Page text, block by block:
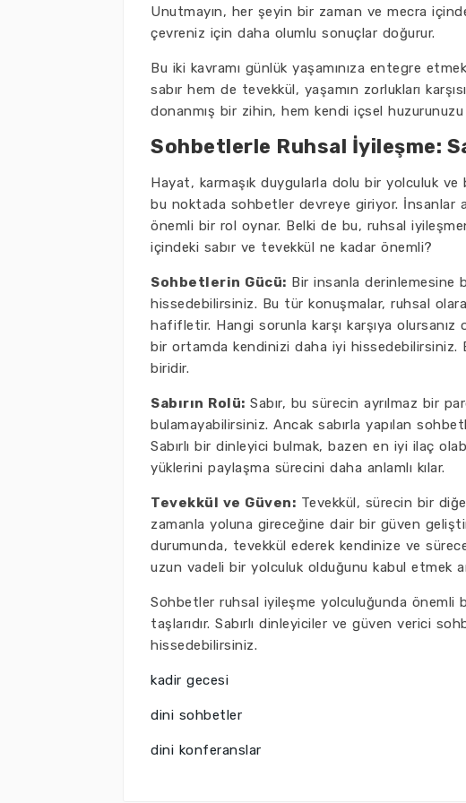
Unutmayın, her şeyin bir zaman ve mecra
çevreniz için daha olumlu sonuçlar doğurur.
Bu iki kavramı günlük yaşamınıza entegre
sabır hem de tevekkül, yaşamın zorlukları
donanmış bir zihin, hem kendi içsel
Sohbetlerle Ruhsal İyileşme:
Hayat, karmaşık duygularla dolu bir yolculuk
bu noktada sohbetler devreye giriyor. İnsanlar
önemli bir rol oynar. Belki de bu, ruhsal
içindeki sabır ve tevekkül ne kadar önemli?
Sohbetlerin Gücü: Bir insanla derinlemesine
hissedebilirsiniz. Bu tür konuşmalar, ruhsal
hafifletir. Hangi sorunla karşı karşıya
bir ortamda kendinizi daha iyi hissedebilirsiniz.
biridir.
Sabırın Rolü: Sabır, bu sürecin ayrılmaz bir
bulamayabilirsiniz. Ancak sabırla yapılan
Sabırlı bir dinleyici bulmak, bazen en iyi ilaç
yüklerini paylaşma sürecini daha anlamlı kılar.
Tevekkül ve Güven: Tevekkül, sürecin bir
zamanla yoluna gireceğine dair bir güven
durumunda, tevekkül ederek kendinize ve
uzun vadeli bir yolculuk olduğunu kabul etmek
Sohbetler ruhsal iyileşme yolculuğunda önemli
taşlarıdır. Sabırlı dinleyiciler ve güven verici
hissedebilirsiniz.
kadir gecesi
dini sohbetler
dini konferanslar